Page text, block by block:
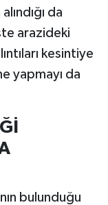
da
arazideki
kesintiye
yapmayı da
bulunduğu